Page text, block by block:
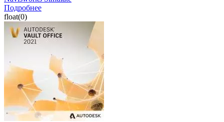
Подробнее
float(0)